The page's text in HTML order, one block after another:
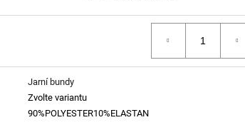
Jarní bundy
Zvolte variantu
90%POLYESTER10%ELASTAN